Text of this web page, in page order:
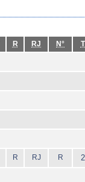
R RJ N°
R RJ R